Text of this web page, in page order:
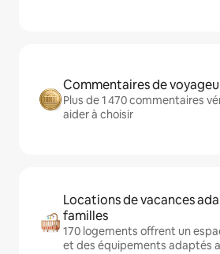
Commentaires de
Plus de 1 470 commentaires
aider à choisir
Locations de vacances
familles
170 logements offrent un
et des équipements adaptés